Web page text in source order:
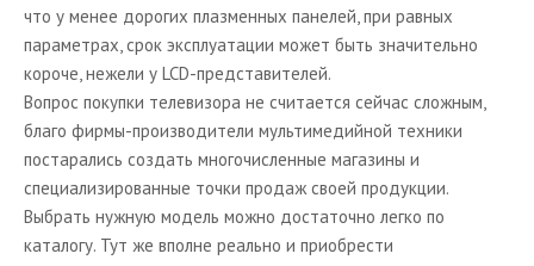
что у менее дорогих плазменных панелей, при равных
параметрах, срок эксплуатации может быть значительно
короче, нежели у LCD-представителей.
Вопрос покупки телевизора не считается сейчас сложным,
благо фирмы-производители мультимедийной техники
постарались создать многочисленные магазины и
специализированные точки продаж своей продукции.
Выбрать нужную модель можно достаточно легко по
каталогу. Тут же вполне реально и приобрести